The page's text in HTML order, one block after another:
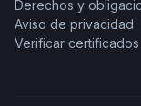
Derechos y
Aviso de privacidad
Verificar certificados